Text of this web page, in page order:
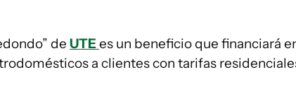
de UTEes un beneficio que financiará
a clientes con tarifas